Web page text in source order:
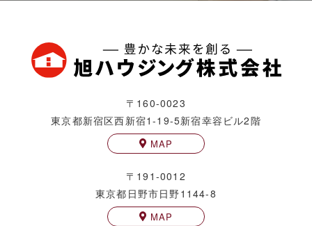
〒160-0023
東京都新宿区西新宿1-19-5新宿幸容ビル2階
MAP
〒191-0012
東京都日野市日野1144-8
MAP